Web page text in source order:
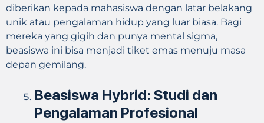
diberikan kepada mahasiswa dengan latar belakang
unik atau pengalaman hidup yang luar biasa. Bagi
mereka yang gigih dan punya mental sigma,
beasiswa ini bisa menjadi tiket emas menuju masa
depan gemilang.
Beasiswa Hybrid: Studi dan
Pengalaman Profesional